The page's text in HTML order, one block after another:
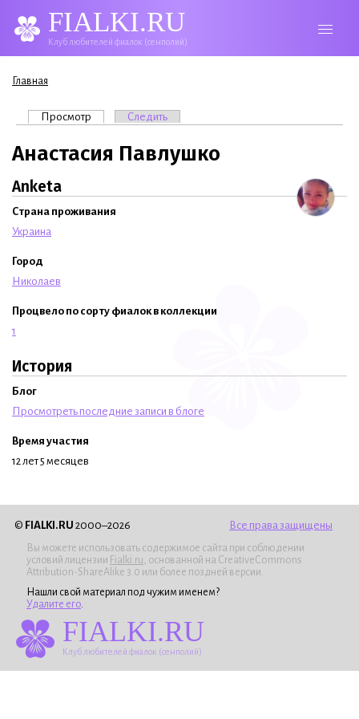
FIALKI.RU
Клуб любителей фиалок (сенполий)
Вы здесь
Главная
Главные вкладки
Просмотр (активная вкладка)
Следить
Анастасия Павлушко
Anketa
Страна проживания
Украина
Город
Николаев
Процвело по сорту фиалок в коллекции
1
История
Блог
Просмотреть последние записи в блоге
Время участия
12 лет 5 месяцев
© FIALKI.RU 2000–2026 Все права защищены
Вы можете использовать содержимое сайта при соблюдении
условий лицензии Fialki.ru , основанной на CreativeCommons
Attribution-ShareAlike 3.0 или более поздней версии.
Нашли свой материал под чужим именем?
Удалите его
FIALKI.RU
Клуб любителей фиалок (сенполий)